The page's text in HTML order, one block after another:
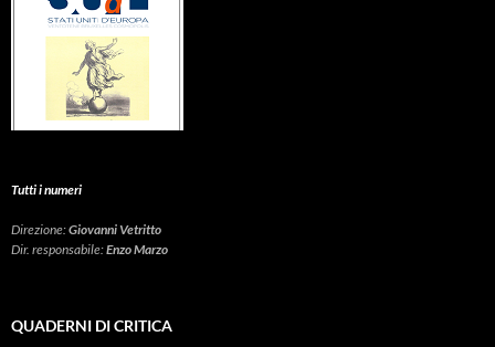
Tutti i numeri
Direzione:Giovanni Vetritto
Dir. responsabile:Enzo Marzo
QUADERNI DI CRITICA